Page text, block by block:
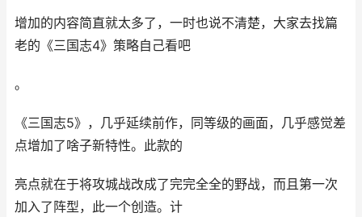
增加的内容简直就太多了，一时也说不清楚，大家去找篇
老的《三国志4》策略自己看吧
。
《三国志5》，几乎延续前作，同等级的画面，几乎感觉差
点增加了啥子新特性。此款的
亮点就在于将攻城战改成了完完全全的野战，而且第一次
加入了阵型，此一个创造。计